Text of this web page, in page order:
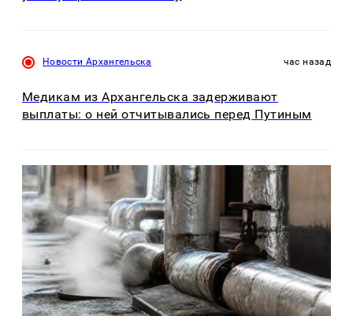
Новости Архангельска час назад
Медикам из Архангельска задерживают
выплаты: о ней отчитывались перед Путиным